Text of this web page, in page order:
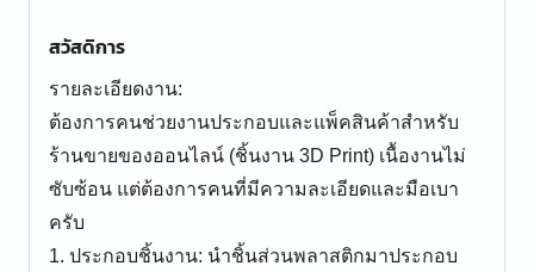
สวัสดิการ
รายละเอียดงาน:
ต้องการคนช่วยงานประกอบและแพ็คสินค้าสำหรับ
ร้านขายของออนไลน์ (ชิ้นงาน 3D Print) เนื้องานไม่
ซับซ้อน แต่ต้องการคนที่มีความละเอียดและมือเบา
ครับ
1. ประกอบชิ้นงาน: นำชิ้นส่วนพลาสติกมาประกอบ